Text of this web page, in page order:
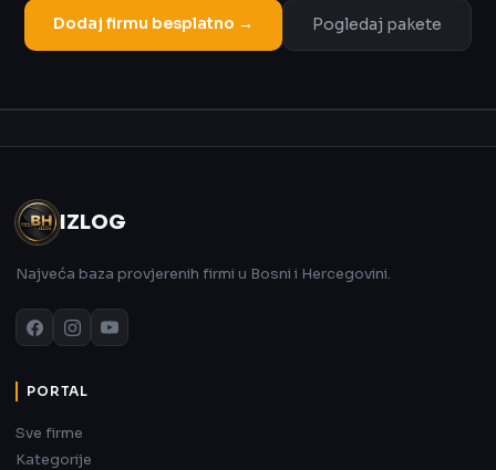
Dodaj firmu besplatno → Pogledaj pakete
IZLOG
Najveća baza provjerenih firmi u Bosni i Hercegovini.
PORTAL
Sve firme
Kategorije